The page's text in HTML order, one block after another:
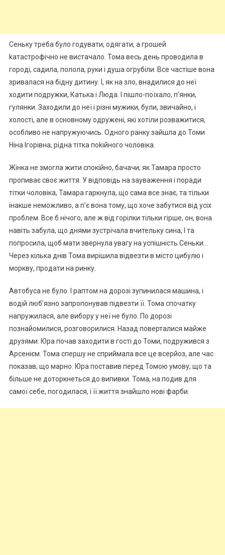
Сеньку треба було годувати, одягати, а грошей
kатастрофічно не вистачало. Тома весь день проводила в
городі, садила, полола, руки і душа огрубіли. Все частіше вона
зривалася на бідну дитину. І, як на зло, внадилися до неї
ходити подружки, Катька і Люда. І пішло-поїхало, п’янки,
гулянки. Заходили до неї і різні мужики, були, звичайно, і
холості, але в основному одружені, які хотіли розважитися,
особливо не напружуючись. Одного ранку зайшла до Томи
Ніна Ігорівна, рідна тітка поkійного чоловіка.
Жінка не змогла жити спокійно, бачачи, як Тамара просто
пропиває своє життя. У відповідь на зауваження і поради
тітки чоловіка, Тамара гаркнула, що сама все знає, та тільки
інакше неможливо, а п’є вона тому, що хоче забутися від усіх
проблем. Все б нічого, але ж від горілки тільки гірше, он, вона
навіть забула, що днями зустрічала вчительку сина, І та
попросила, щоб мати звернула увагу на успішність Сеньки…
Через кілька днів Тома вирішила відвезти в місто цибулю і
моркву, продати на ринку.
Автобуса не було. І раптом на дорозі зупинилася машина, і
водій люб’язно запропонував підвезти її. Тома спочатку
напружилася, але вибору у неї не було. По дорозі
познайомилися, розговорилися. Назад поверталися майже
друзями. Юра почав заходити в гості до Томи, подружився з
Арсенієм. Тома спершу не сприймала все це всерйоз, але час
показав, що марно. Юра поставив перед Томою умову, що та
більше не доторкнеться до випивки. Тома, на подив для
самої себе, погодилася, і її життя знайшло нові фарби.